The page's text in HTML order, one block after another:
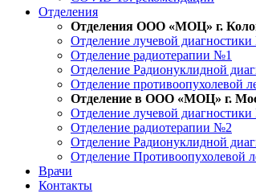
Отделения
Отделения ООО «МОЦ» г.
Отделение лучевой
Отделение радиотерапии №1
Отделение Радионуклидной
Отделение противоопухолевой
Отделение в ООО «МОЦ» г.
Отделение лучевой
Отделение радиотерапии №2
Отделение Радионуклидной
Отделение Противоопухолевой
Врачи
Контакты